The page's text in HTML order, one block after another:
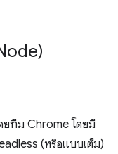
ยทีม Chrome โดยมี
(หรือแบบเต็ม)